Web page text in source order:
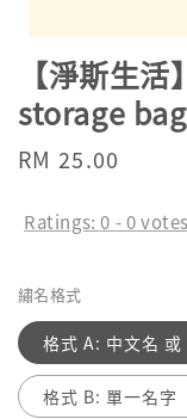
【淨斯生
storage
Regular
RM 25.00
Ratings:0 -0votes
繡名格式
格式 A: 中文名 或
格式 B: 單一名字